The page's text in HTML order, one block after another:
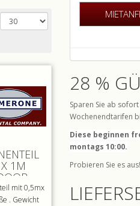
1M
mit 0,5mx
. Gewicht
28 %
Sparen Sie ab
Wochenendtarifen
Diese beginnen
montags 10:00.
Probieren Sie es aus!